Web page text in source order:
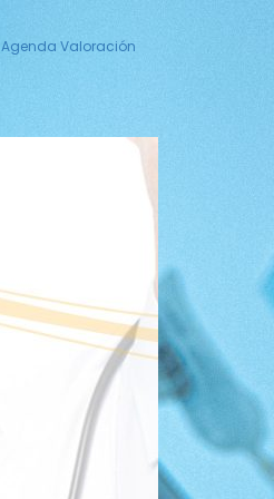
Agenda Valoración